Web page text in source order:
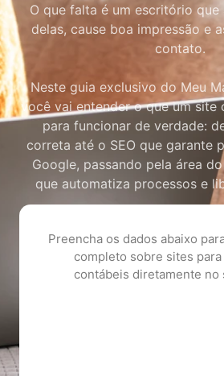
O que falta é um escritório que
delas, cause boa impressão e
contato.
Neste guia exclusivo do Meu
você vai entender o que um site
para funcionar de verdade:
correta até o SEO que garante
Google, passando pela área
que automatiza processos e
Preencha os dados abaixo
completo sobre sites
contábeis diretamente no